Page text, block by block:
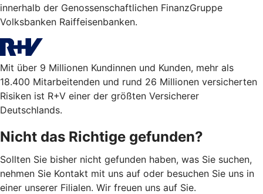
innerhalb der Genossenschaftlichen FinanzGruppe
Volksbanken Raiffeisenbanken.
Mit über 9 Millionen Kundinnen und Kunden, mehr als
18.400 Mitarbeitenden und rund 26 Millionen versicherten
Risiken ist R+V einer der größten Versicherer
Deutschlands.
Nicht das Richtige gefunden?
Sollten Sie bisher nicht gefunden haben, was Sie suchen,
nehmen Sie Kontakt mit uns auf oder besuchen Sie uns in
einer unserer Filialen. Wir freuen uns auf Sie.